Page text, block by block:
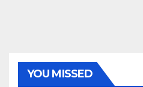
YOU MISSED